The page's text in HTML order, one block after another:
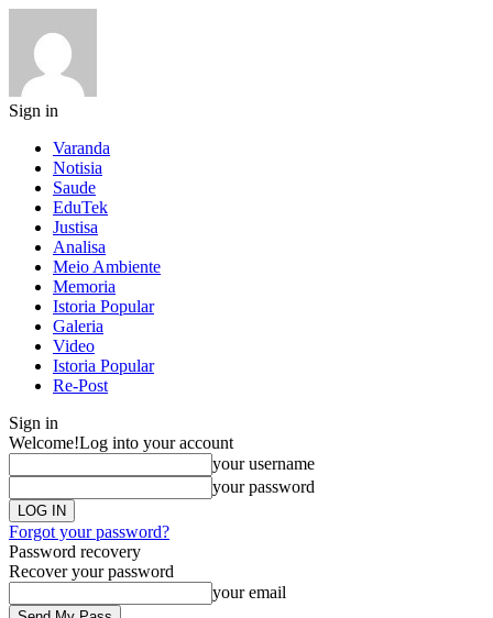
Sign in
Varanda
Notisia
Saude
EduTek
Justisa
Analisa
Meio Ambiente
Memoria
Istoria Popular
Galeria
Video
Istoria Popular
Re-Post
Sign in
Welcome!Log into your account
your username
your password
Forgot your password?
Password recovery
Recover your password
your email